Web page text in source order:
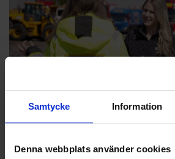
Samtycke Information
Denna webbplats använder cookies
ALLT FLER KVINNOR SÖKER SIG
Genom målmedvetet arbete med